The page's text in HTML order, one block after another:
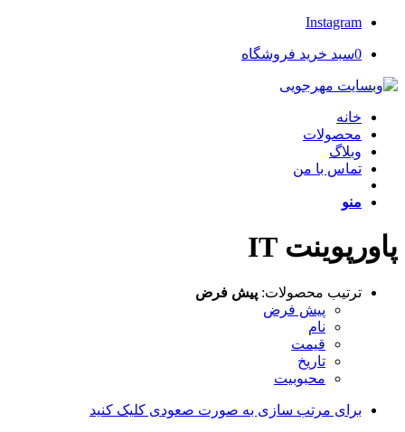
Instagram
0سبد خرید فروشگاه
خانه
محصولات
وبلاگ
تماس با من
منو
پاورپوینت IT
ترتیب محصولات: پیش فرض
پیش فرض
نام
قیمت
تاریخ
محبوبیت
برای مرتب سازی به صورت صعودی کلیک کنید